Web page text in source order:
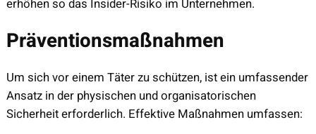
erhöhen so das Insider-Risiko im Unternehmen.
Präventionsmaßnahmen
Um sich vor einem Täter zu schützen, ist ein umfassender
Ansatz in der physischen und organisatorischen
Sicherheit erforderlich. Effektive Maßnahmen umfassen: